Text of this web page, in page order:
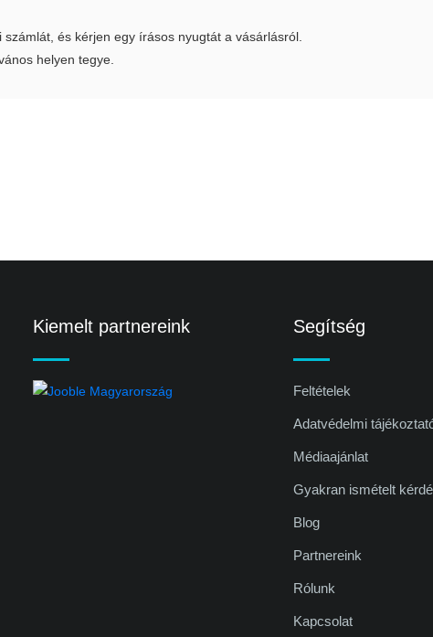
és kérjen egy írásos nyugtát a vásárlásról.
helyen tegye.
Kiemelt partnereink Segítség
Feltételek
Adatvédelmi
Médiaajánlat
Gyakran ismételt
Blog
Partnereink
Rólunk
Kapcsolat